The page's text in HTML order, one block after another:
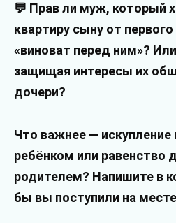
💬 Прав ли муж, который
квартиру сыну от
«виноват перед ним»?
защищая интересы их
дочери?
Что важнее —
ребёнком или равенство
родителем? Напишите в
бы вы поступили на